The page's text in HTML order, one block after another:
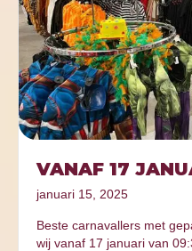
VANAF 17
januari 15, 2025
Beste carnavallers met
wij vanaf 17 januari van